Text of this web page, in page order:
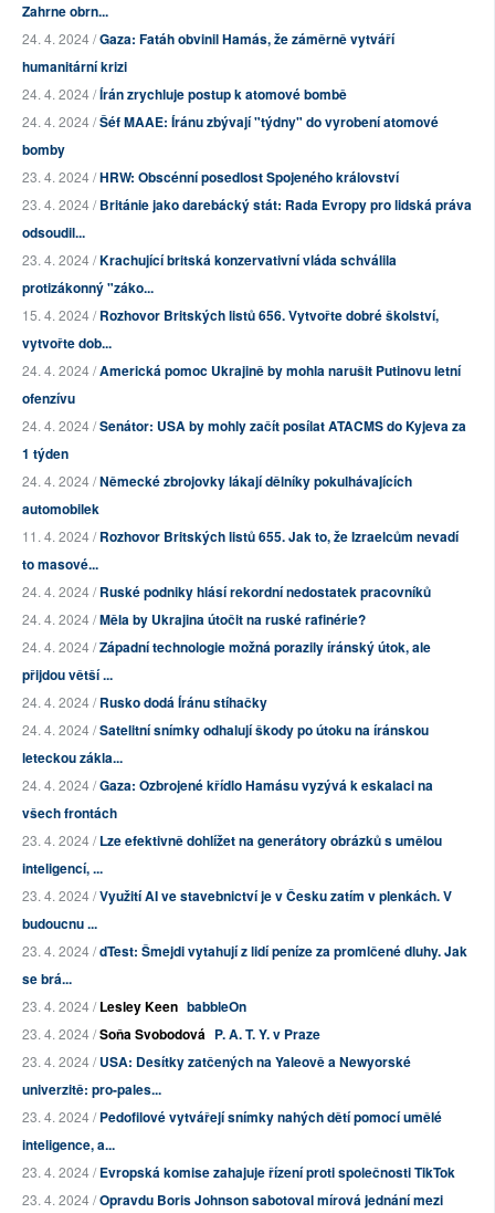
Zahrne obrn...
24. 4. 2024 /Gaza: Fatáh obvinil Hamás, že záměrně vytváří
humanitární krizi
24. 4. 2024 /Írán zrychluje postup k atomové bombě
24. 4. 2024 /Šéf MAAE: Íránu zbývají "týdny" do vyrobení atomové
bomby
23. 4. 2024 /HRW: Obscénní posedlost Spojeného království
23. 4. 2024 /Británie jako darebácký stát: Rada Evropy pro lidská práva
odsoudil...
23. 4. 2024 /Krachující britská konzervativní vláda schválila
protizákonný "záko...
15. 4. 2024 /Rozhovor Britských listů 656. Vytvořte dobré školství,
vytvořte dob...
24. 4. 2024 /Americká pomoc Ukrajině by mohla narušit Putinovu letní
ofenzívu
24. 4. 2024 /Senátor: USA by mohly začít posílat ATACMS do Kyjeva za
1 týden
24. 4. 2024 /Německé zbrojovky lákají dělníky pokulhávajících
automobilek
11. 4. 2024 /Rozhovor Britských listů 655. Jak to, že Izraelcům nevadí
to masové...
24. 4. 2024 /Ruské podniky hlásí rekordní nedostatek pracovníků
24. 4. 2024 /Měla by Ukrajina útočit na ruské rafinérie?
24. 4. 2024 /Západní technologie možná porazily íránský útok, ale
přijdou větší ...
24. 4. 2024 /Rusko dodá Íránu stíhačky
24. 4. 2024 /Satelitní snímky odhalují škody po útoku na íránskou
leteckou zákla...
24. 4. 2024 /Gaza: Ozbrojené křídlo Hamásu vyzývá k eskalaci na
všech frontách
23. 4. 2024 /Lze efektivně dohlížet na generátory obrázků s umělou
inteligencí, ...
23. 4. 2024 /Využití AI ve stavebnictví je v Česku zatím v plenkách. V
budoucnu ...
23. 4. 2024 /dTest: Šmejdi vytahují z lidí peníze za promlčené dluhy. Jak
se brá...
23. 4. 2024 /Lesley Keen babbleOn
23. 4. 2024 /Soňa Svobodová P. A. T. Y. v Praze
23. 4. 2024 /USA: Desítky zatčených na Yaleově a Newyorské
univerzitě: pro-pales...
23. 4. 2024 /Pedofilové vytvářejí snímky nahých dětí pomocí umělé
inteligence, a...
23. 4. 2024 /Evropská komise zahajuje řízení proti společnosti TikTok
23. 4. 2024 /Opravdu Boris Johnson sabotoval mírová jednání mezi